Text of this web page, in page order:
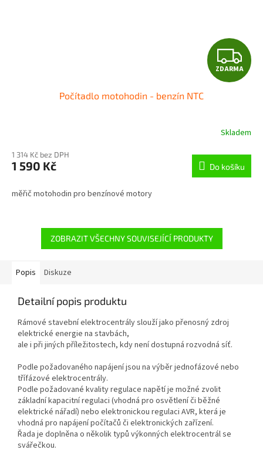
Z
D
R
M
A
ZDARMA
Počítadlo motohodin - benzín NTC
Skladem
1 314 Kč bez DPH
1 590 Kč Do košíku
měřič motohodin pro benzínové motory
ZOBRAZIT VŠECHNY SOUVISEJÍCÍ PRODUKTY
Popis Diskuze
Detailní popis produktu
Rámové stavební elektrocentrály slouží jako přenosný zdroj
elektrické energie na stavbách,
ale i při jiných příležitostech, kdy není dostupná rozvodná síť.
Podle požadovaného napájení jsou na výběr jednofázové nebo
třífázové elektrocentrály.
Podle požadované kvality regulace napětí je možné zvolit
základní kapacitní regulaci (vhodná pro osvětlení či běžné
elektrické nářadí) nebo elektronickou regulaci AVR, která je
vhodná pro napájení počítačů či elektronických zařízení.
Řada je doplněna o několik typů výkonných elektrocentrál se
svářečkou.